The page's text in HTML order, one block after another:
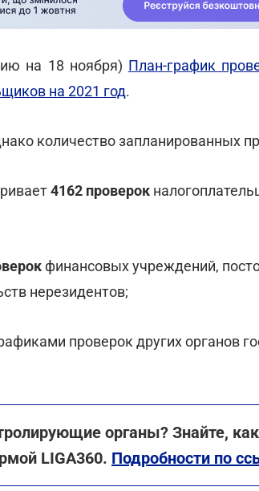
на 18 ноября) План-график
на 2021 год.
количество запланированных
4162 проверок
финансовых учреждений,
нерезидентов;
проверок других органов
органы? Знайте,
LIGA360. Подробности по